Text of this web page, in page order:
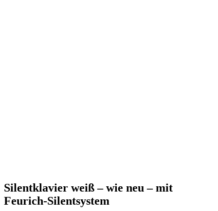
Silentklavier weiß – wie neu – mit
Feurich-Silentsystem